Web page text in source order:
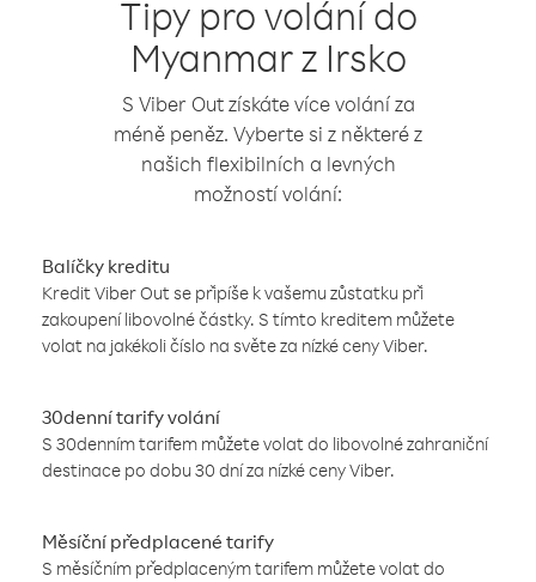
Tipy pro volání do
Myanmar z Irsko
S Viber Out získáte více volání za
méně peněz. Vyberte si z některé z
našich flexibilních a levných
možností volání:
Balíčky kreditu
Kredit Viber Out se připíše k vašemu zůstatku při
zakoupení libovolné částky. S tímto kreditem můžete
volat na jakékoli číslo na světe za nízké ceny Viber.
30denní tarify volání
S 30denním tarifem můžete volat do libovolné zahraniční
destinace po dobu 30 dní za nízké ceny Viber.
Měsíční předplacené tarify
S měsíčním předplaceným tarifem můžete volat do